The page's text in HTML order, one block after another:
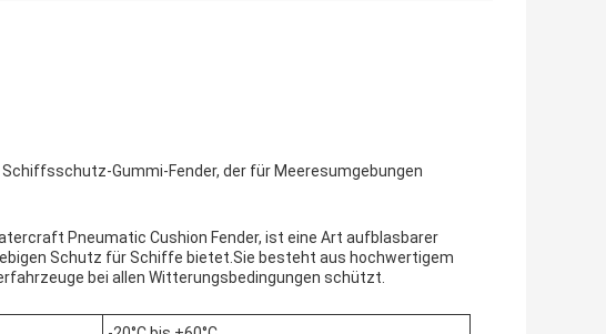
Gummi-Fender, der für Meeresumgebungen
Pneumatic Cushion Fender, ist eine Art aufblasbarer
Schutz für Schiffe bietet.Sie besteht aus hochwertigem
bei allen Witterungsbedingungen schützt.